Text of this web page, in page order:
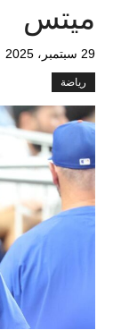
ميتس
29 سبتمبر، 2025
رياضة